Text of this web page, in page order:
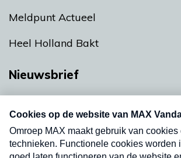
Meldpunt Actueel
Heel Holland Bakt
Nieuwsbrief
nieuwsbrief. Elke vrijdag- en
uw mailbox.